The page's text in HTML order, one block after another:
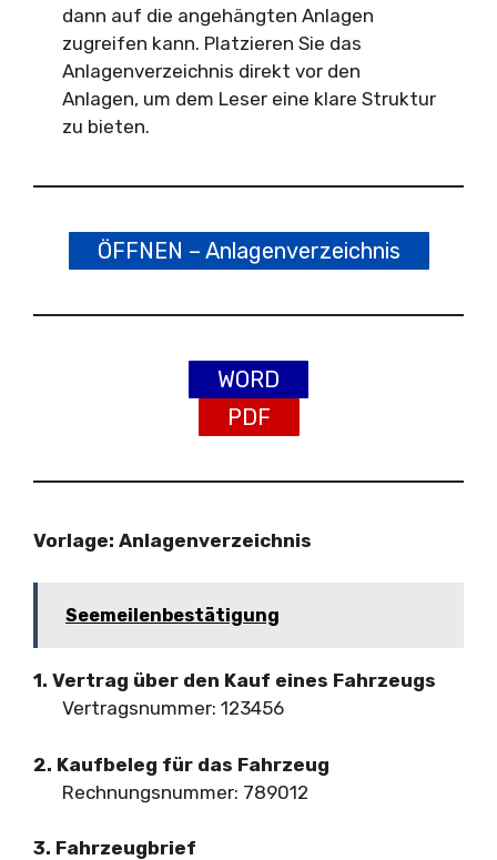
dann auf die angehängten Anlagen
zugreifen kann. Platzieren Sie das
Anlagenverzeichnis direkt vor den
Anlagen, um dem Leser eine klare Struktur
zu bieten.
ÖFFNEN – Anlagenverzeichnis
WORD
PDF
Vorlage: Anlagenverzeichnis
Seemeilenbestätigung
1. Vertrag über den Kauf eines Fahrzeugs
Vertragsnummer: 123456
2. Kaufbeleg für das Fahrzeug
Rechnungsnummer: 789012
3. Fahrzeugbrief